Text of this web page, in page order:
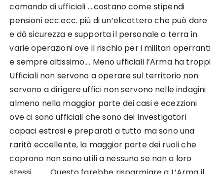
comando di ufficiali ….costano come stipendi
pensioni ecc.ecc. più di un’elicottero che può dare
e dà sicurezza e supporta il personale a terra in
varie operazioni ove il rischio per i militari operranti
e sempre altissimo…. Meno ufficiali l’Arma ha troppi
Ufficiali non servono a operare sul territorio non
servono a dirigere uffici non servono nelle indagini
almeno nella maggior parte dei casi e ecezzioni
ove ci sono ufficiali che sono dei Investigatori
capaci estrosi e preparati a tutto ma sono una
rarità eccellente, la maggior parte dei ruoli che
coprono non sono utili a nessuno se non a loro